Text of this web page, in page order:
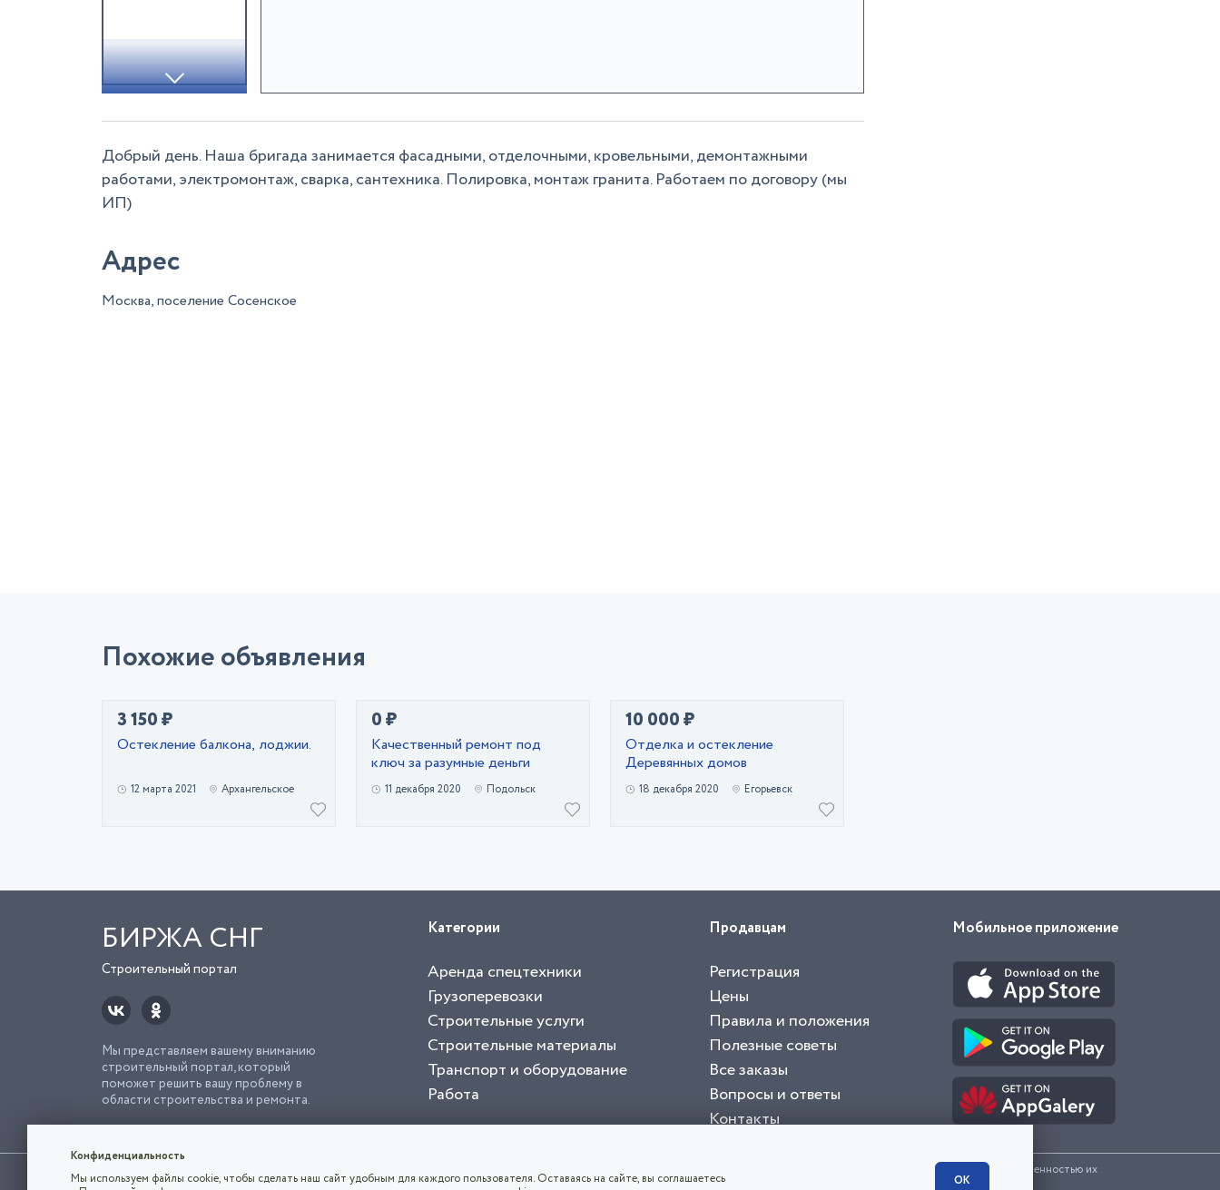
Добрый день. Наша бригада занимается фасадными, отделочными, кровельными, демонтажными
работами, электромонтаж, сварка, сантехника. Полировка, монтаж гранита. Работаем по договору (мы
ИП)
Адрес
Москва, поселение Сосенское
Похожие объявления
3 150 ₽
Остекление балкона, лоджии.
12 марта 2021 Архангельское
0 ₽
Качественный ремонт под
ключ за разумные деньги
11 декабря 2020 Подольск
10 000 ₽
Отделка и остекление
Деревянных домов
18 декабря 2020 Егорьевск
БИРЖА СНГ
Строительный портал
Мы представляем вашему вниманию
строительный портал, который
поможет решить вашу проблему в
области строительства и ремонта.
Категории
Аренда спецтехники
Грузоперевозки
Строительные услуги
Строительные материалы
Транспорт и оборудование
Работа
Продавцам
Регистрация
Цены
Правила и положения
Полезные советы
Все заказы
Вопросы и ответы
Контакты
Мобильное приложение
Использование сайта, в том числе подача объявлений, означает согласие с
. Все логотипы и торговые марки представленные на сайте являются собственностью их
владельца.
Конфиденциальность
Мы используем файлы cookie, чтобы сделать наш сайт удобным для каждого пользователя. Оставаясь на сайте, вы соглашаетесь
ОК